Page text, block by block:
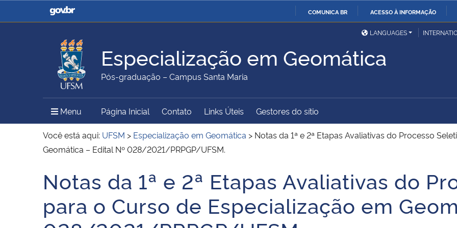
O
COMUNICA BR ACESSO À INFORMAÇÃO
Casa Civil
Ministério da Justiça e
Ministério da Defesa
Ministério das Relações
Exteriores
Ministério da Agricultura,
Pecuária e Abastecimento
Ministério da Educação Ministério da Cidadania Ministério da Saúde
Ministério do Meio Ambiente Ministério do Turismo
Ministério do
Desenvolvimento Regional
União
Gabinete de Segurança
Institucional
Advocacia-Geral da União Banco Central do Brasil
LANGUAGES
Especialização em Geomática
Pós-graduação – Campus Santa Maria
Menu Menu Principal do Sítio
Página Inicial Contato Links Úteis Gestores do sítio
Você está aqui: UFSM > Especialização em Geomática > Notas da 1ª e 2ª Etapas Avaliativas do Processo
Geomática – Edital Nº 028/2021/PRPGP/UFSM.
Início do conteúdo
Notas da 1ª e 2ª Etapas Avaliativas do
para o Curso de Especialização em